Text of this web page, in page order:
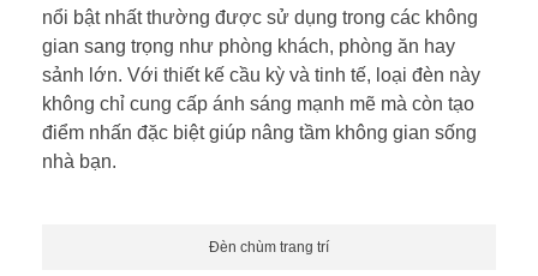
nổi bật nhất thường được sử dụng trong các không
gian sang trọng như phòng khách, phòng ăn hay
sảnh lớn. Với thiết kế cầu kỳ và tinh tế, loại đèn này
không chỉ cung cấp ánh sáng mạnh mẽ mà còn tạo
điểm nhấn đặc biệt giúp nâng tầm không gian sống
nhà bạn.
Đèn chùm trang trí